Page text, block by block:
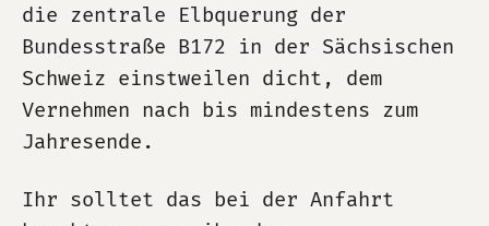
die zentrale Elbquerung der
Bundesstraße B172 in der Sächsischen
Schweiz einstweilen dicht, dem
Vernehmen nach bis mindestens zum
Jahresende.
Ihr solltet das bei der Anfahrt